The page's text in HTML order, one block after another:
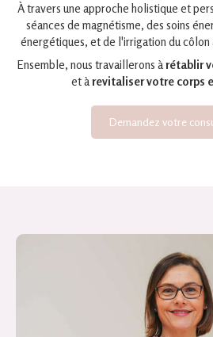
À travers une approche holistique et
séances de magnétisme, des soins
énergétiques, et de l'irrigation du côlon
Ensemble, nous travaillerons àrétablir
et àrevitaliser votre corps
Demandez votre